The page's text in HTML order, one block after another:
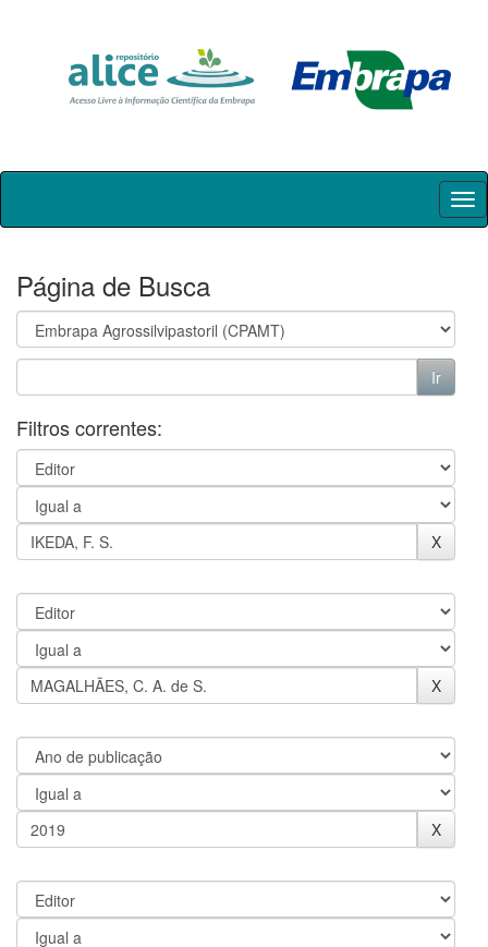
Skip
Página de Busca
Filtros correntes: